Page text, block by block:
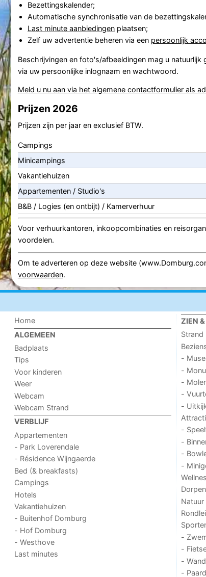
Bezettingskalender;
Automatische synchronisatie van de
Last minute aanbiedingenplaatsen;
Zelf uw advertentie beheren via een persoonlijk
Beschrijvingen en foto's/afbeeldingen mag u
via uw persoonlijke inlognaam en wachtwoord.
Meld u nu aan via het algemene contactformulier als
Prijzen 2026
Prijzen zijn per jaar en exclusief BTW.
Campings
Minicampings
Vakantiehuizen
Appartementen / Studio's
B&B / Logies (en ontbijt) / Kamerverhuur
Voor verhuurkantoren, inkoopcombinaties en
voordelen.
Om te adverteren op deze website
voorwaarden.
Home
ALGEMEEN
Badplaats
Tips
Voor kinderen
Weer
Webcam
Webcam Strand
VERBLIJF
Appartementen
- Park Loverendale
- Résidence Wijngaerde
Bed (& breakfasts)
Campings
Hotels
Vakantiehuizen
- Buitenhof Domburg
- Hof Domburg
- Westhove
Last minutes
ZIEN &
Strand
-
-
-
-
-
-
-
-
-
Natuur
-
-
-
-